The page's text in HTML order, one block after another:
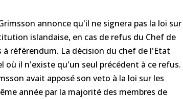
annonce qu'il ne signera pas la loi sur
islandaise, en cas de refus du Chef de
référendum. La décision du chef de l'Etat
où il n'existe qu'un seul précédent à ce refus.
avait apposé son veto à la loi sur les
année par la majorité des membres de